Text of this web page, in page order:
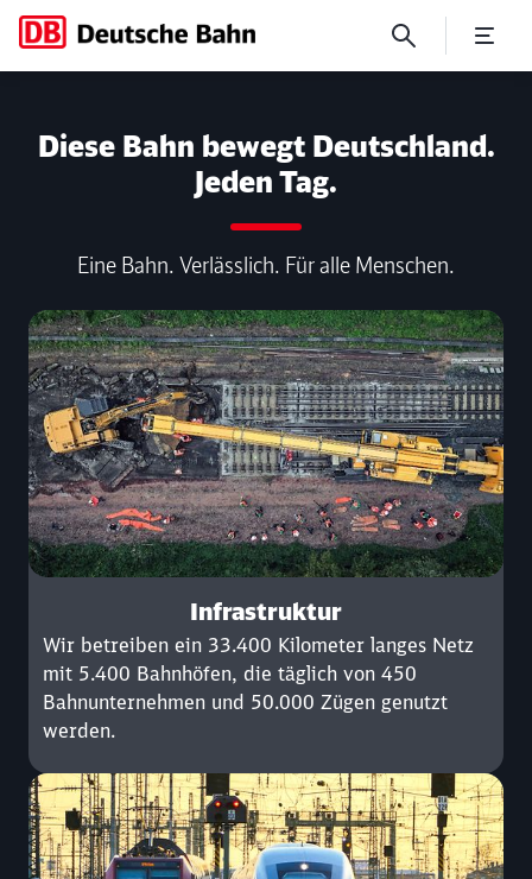
Diese Bahn bewegt Deutschland.
Jeden Tag.
Eine Bahn. Verlässlich. Für alle Menschen.
Infrastruktur
Wir betreiben ein 33.400 Kilometer langes Netz
mit 5.400 Bahnhöfen, die täglich von 450
Bahnunternehmen und 50.000 Zügen genutzt
werden.